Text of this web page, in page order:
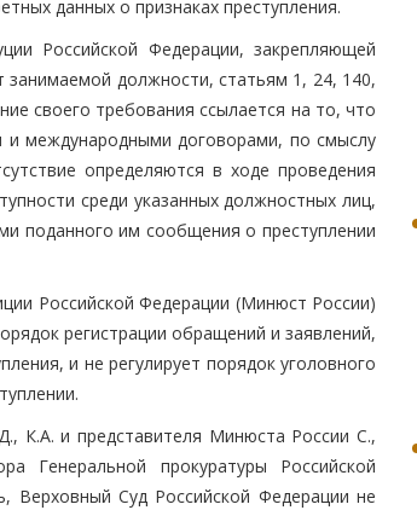
данных о признаках преступления.
Российской Федерации, закрепляющей
занимаемой должности, статьям 1, 24, 140,
своего требования ссылается на то, что
и международными договорами, по смыслу
определяются в ходе проведения
среди указанных должностных лиц,
поданного им сообщения о преступлении
Российской Федерации (Минюст России)
регистрации обращений и заявлений,
и не регулирует порядок уголовного
К.А. и представителя Минюста России С.,
Генеральной прокуратуры Российской
Верховный Суд Российской Федерации не